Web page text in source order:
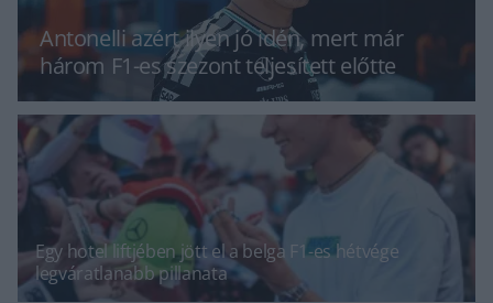
Antonelli azért ilyen jó idén, mert már
három F1-es szezont teljesített előtte
Egy hotel liftjében jött el a belga F1-es hétvége
legváratlanabb pillanata